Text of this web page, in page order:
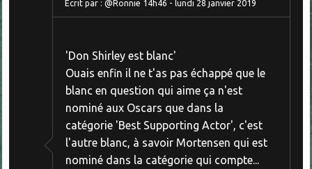
Écrit par :@Ronnie 14h46 - lundi 28 janvier 2019
'Don Shirley est blanc'
Ouais enfin il ne t'as pas échappé que le
blanc en question qui aime ça n'est
nominé aux Oscars que dans la
catégorie 'Best Supporting Actor', c'est
l'autre blanc, à savoir Mortensen qui est
nominé dans la catégorie qui compte...